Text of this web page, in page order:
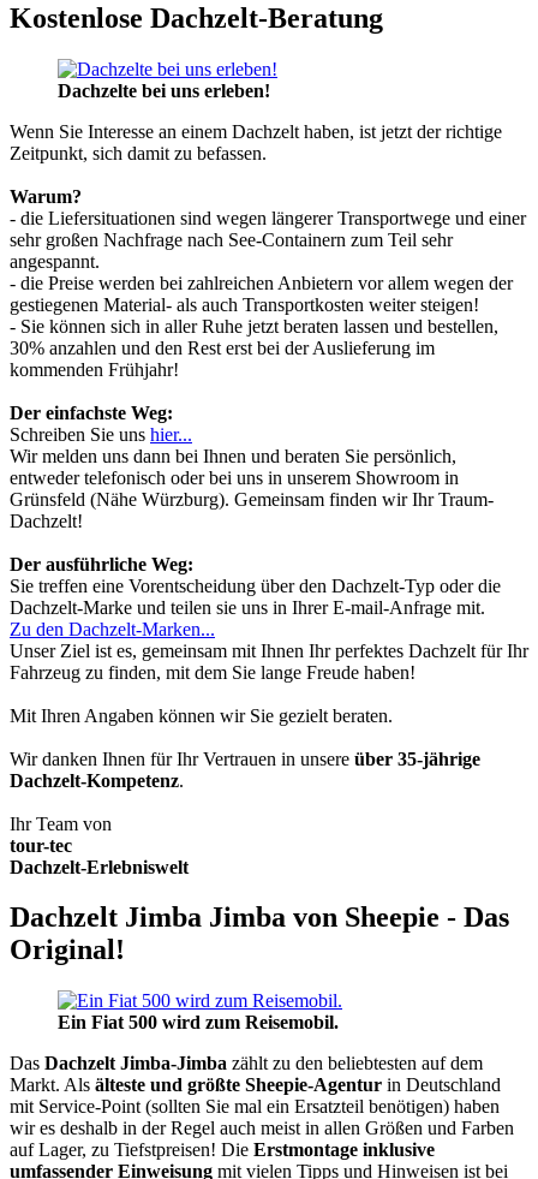
Kostenlose Dachzelt-Beratung
Dachzelte bei uns erleben!
Wenn Sie Interesse an einem Dachzelt haben, ist jetzt der richtige
Zeitpunkt, sich damit zu befassen.
Warum?
- die Liefersituationen sind wegen längerer Transportwege und einer
sehr großen Nachfrage nach See-Containern zum Teil sehr
angespannt.
- die Preise werden bei zahlreichen Anbietern vor allem wegen der
gestiegenen Material- als auch Transportkosten weiter steigen!
- Sie können sich in aller Ruhe jetzt beraten lassen und bestellen,
30% anzahlen und den Rest erst bei der Auslieferung im
kommenden Frühjahr!
Der einfachste Weg:
Schreiben Sie uns hier...
Wir melden uns dann bei Ihnen und beraten Sie persönlich,
entweder telefonisch oder bei uns in unserem Showroom in
Grünsfeld (Nähe Würzburg). Gemeinsam finden wir Ihr Traum-
Dachzelt!
Der ausführliche Weg:
Sie treffen eine Vorentscheidung über den Dachzelt-Typ oder die
Dachzelt-Marke und teilen sie uns in Ihrer E-mail-Anfrage mit.
Zu den Dachzelt-Marken...
Unser Ziel ist es, gemeinsam mit Ihnen Ihr perfektes Dachzelt für Ihr
Fahrzeug zu finden, mit dem Sie lange Freude haben!
Mit Ihren Angaben können wir Sie gezielt beraten.
Wir danken Ihnen für Ihr Vertrauen in unsere über 35-jährige
Dachzelt-Kompetenz.
Ihr Team von
tour-tec
Dachzelt-Erlebniswelt
Dachzelt Jimba Jimba von Sheepie - Das
Original!
Ein Fiat 500 wird zum Reisemobil.
Das Dachzelt Jimba-Jimba zählt zu den beliebtesten auf dem
Markt. Als älteste und größte Sheepie-Agentur in Deutschland
mit Service-Point (sollten Sie mal ein Ersatzteil benötigen) haben
wir es deshalb in der Regel auch meist in allen Größen und Farben
auf Lager, zu Tiefstpreisen! Die Erstmontage inklusive
umfassender Einweisung mit vielen Tipps und Hinweisen ist bei